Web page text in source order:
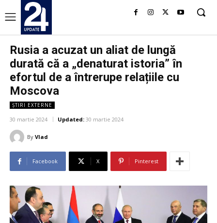
Rusia a acuzat un aliat de lungă
durată că a „denaturat istoria” în
efortul de a întrerupe relațiile cu
Moscova
ȘTIRI EXTERNE
30 martie 2024 Updated: 30 martie 2024
By Vlad
Facebook X Pinterest